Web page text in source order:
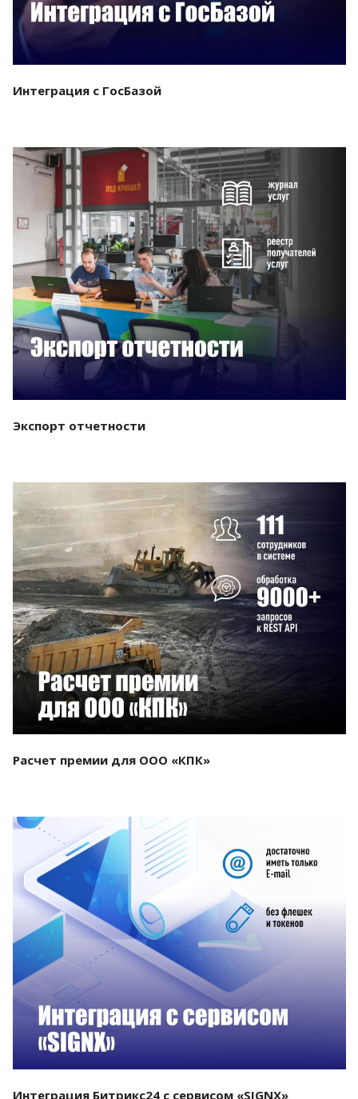
Интеграция с ГосБазой
Смотреть проект
Экспорт отчетности
Смотреть проект
Расчет премии для ООО «КПК»
Смотреть проект
Интеграция Битрикс24 с сервисом «SIGNX»